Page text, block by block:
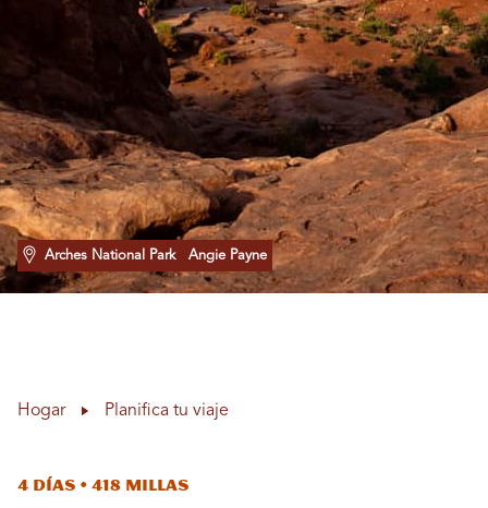
Arches National Park Angie Payne
Hogar Planifica tu viaje
4 días • 418 millas